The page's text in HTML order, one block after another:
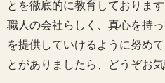
とを徹底的に教育しております
職人の会社らしく、真心を持
を提供していけるように努め
とがありましたら、どうぞお